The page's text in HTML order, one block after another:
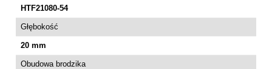
HTF21080-54
Głębokość
20 mm
Obudowa brodzika